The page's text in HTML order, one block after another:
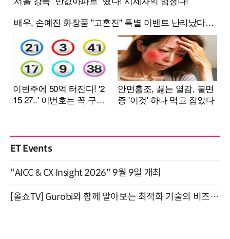
ET Events
"AICC & CX Insight 2026" 9월 9일 개최
[올쇼TV] Gurobi와 함께 알아보는 최적화 기술의 비즈니스 활용 (8월 20일 생방송)